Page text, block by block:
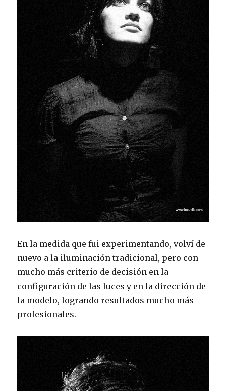
En la medida que fui experimentando, volví de
nuevo a la iluminación tradicional, pero con
mucho más criterio de decisión en la
configuración de las luces y en la dirección de
la modelo, logrando resultados mucho más
profesionales.